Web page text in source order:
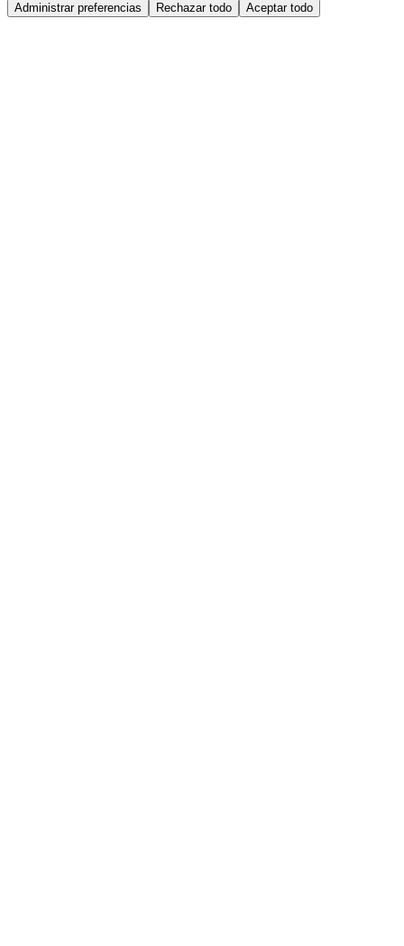
Administrar preferencias Rechazar todo Aceptar todo